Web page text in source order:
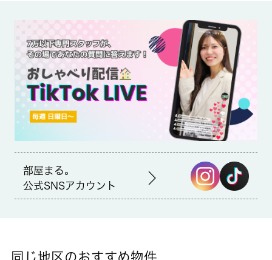
実しています。新しい日々を送るにふさわしい、きれいな室内で
す。家賃を10万円以下に抑えることができます。2面採光の物件
です。お部屋選びには欠かせない内覧も、空き部屋であればスム
ーズです。杉並区エリアで生活を始める予定なら、総武線高円寺
近くのお住まいを探してみませんか。その際は是非 城南コミュ
ニティをご利用下さい。
部屋まる。
公式SNSアカウント
同じ地区のおすすめ物件